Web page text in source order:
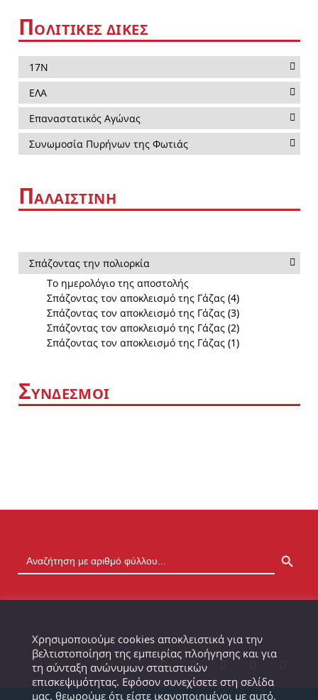
ΠΟΛΙΤΙΚΕΣ ΔΙΚΕΣ
17Ν
ΕΛΑ
Επαναστατικός Αγώνας
Συνωμοσία Πυρήνων της Φωτιάς
ΠΑΛΑΙΣΤΙΝΗ
Σπάζοντας την πολιορκία
Το ημερολόγιο της αποστολής
Σπάζοντας τον αποκλεισμό της Γάζας (4)
Σπάζοντας τον αποκλεισμό της Γάζας (3)
Σπάζοντας τον αποκλεισμό της Γάζας (2)
Σπάζοντας τον αποκλεισμό της Γάζας (1)
ΣΥΝΔΕΣΜΟΙ
Χρησιμοποιούμε cookies αποκλειστικά για την
βελτιστοποίηση της εμπειρίας πλοήγησης και για
τη σύνταξη ανώνυμων στατιστικών
επισκεψιμότητας. Εφόσον συνεχίσετε στη σελίδα
μας, θεωρούμε ότι είστε ικανοποιημένοι με αυτό.